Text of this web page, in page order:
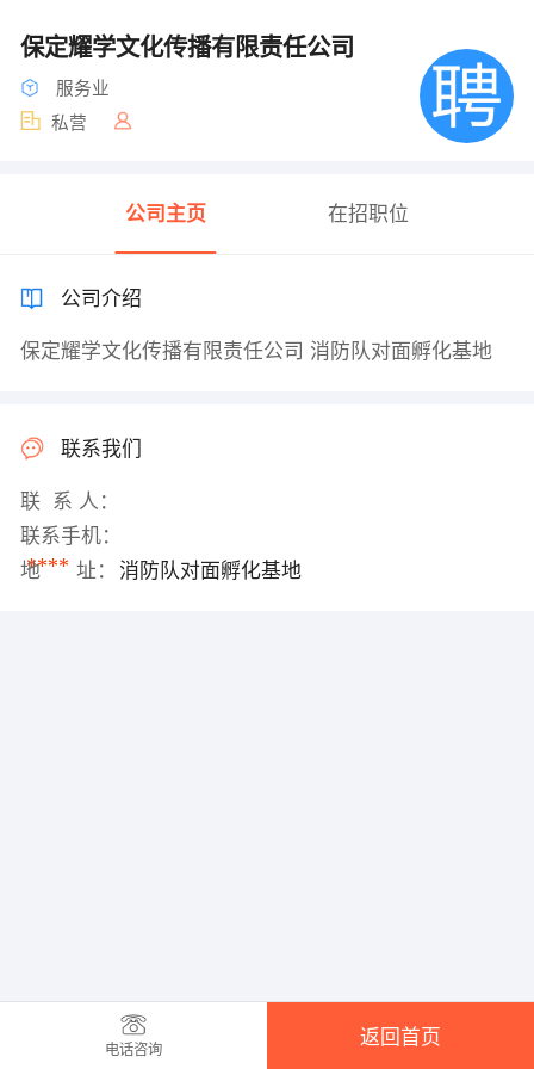
保定耀学文化传播有限责任公司
服务业
私营
公司主页 在招职位
公司介绍
保定耀学文化传播有限责任公司 消防队对面孵化基地
联系我们
联 系 人：
联系手机：
****
地 址： 消防队对面孵化基地
电话咨询
返回首页